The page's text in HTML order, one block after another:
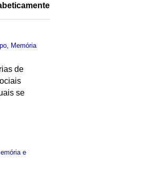
Memória
de
se
e